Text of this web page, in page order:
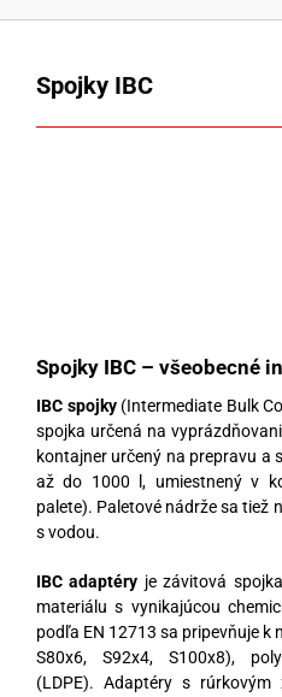
Spojky IBC
Spojky IBC – všeobecné
IBC spojky(Intermediate Bulk
spojka určená na
kontajner určený na prepravu a
až do 1000 l, umiestnený v
palete). Paletové nádrže sa tiež
s vodou.
IBC adaptéry je závitová
materiálu s vynikajúcou
podľa EN 12713 sa pripevňuje k
S80x6, S92x4, S100x8),
(LDPE). Adaptéry s